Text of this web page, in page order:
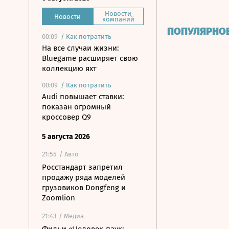
Новости Новости
компаний
00:09 / Как потратить
На все случаи жизни:
Bluegame расширяет свою
коллекцию яхт
00:09 / Как потратить
Audi повышает ставки:
показан огромный
кроссовер Q9
5 августа 2026
21:55 / Авто
Росстандарт запретил
продажу ряда моделей
грузовиков Dongfeng и
Zoomlion
21:43 / Медиа